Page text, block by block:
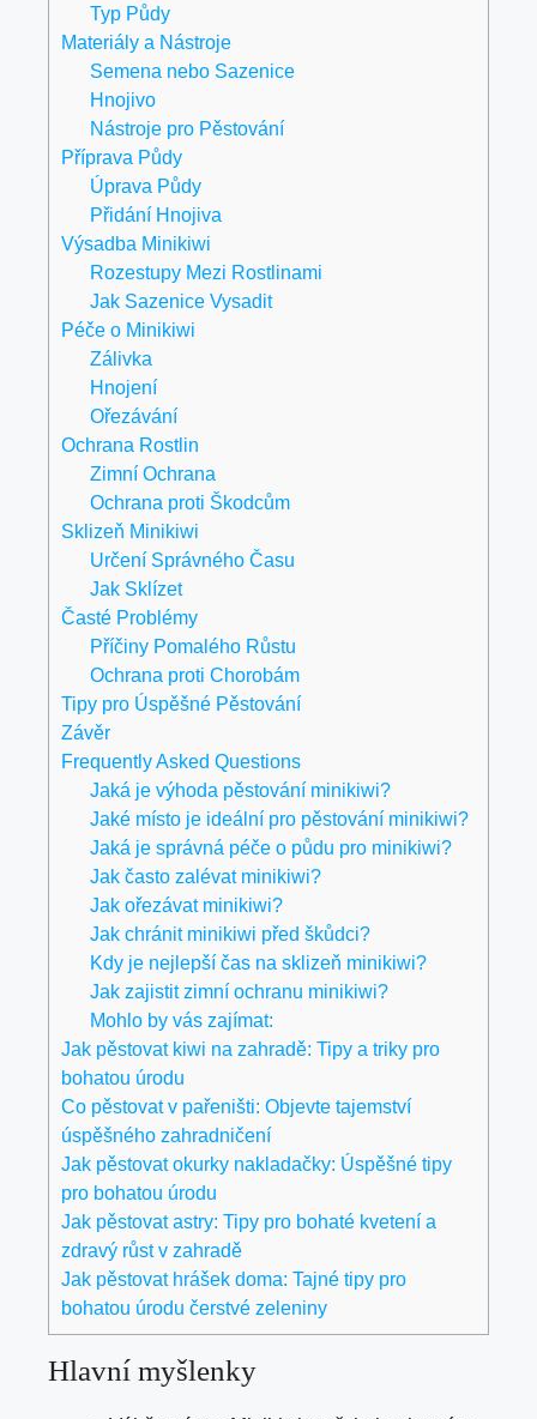
Typ Půdy
Materiály a Nástroje
Semena nebo Sazenice
Hnojivo
Nástroje pro Pěstování
Příprava Půdy
Úprava Půdy
Přidání Hnojiva
Výsadba Minikiwi
Rozestupy Mezi Rostlinami
Jak Sazenice Vysadit
Péče o Minikiwi
Zálivka
Hnojení
Ořezávání
Ochrana Rostlin
Zimní Ochrana
Ochrana proti Škodcům
Sklizeň Minikiwi
Určení Správného Času
Jak Sklízet
Časté Problémy
Příčiny Pomalého Růstu
Ochrana proti Chorobám
Tipy pro Úspěšné Pěstování
Závěr
Frequently Asked Questions
Jaká je výhoda pěstování minikiwi?
Jaké místo je ideální pro pěstování minikiwi?
Jaká je správná péče o půdu pro minikiwi?
Jak často zalévat minikiwi?
Jak ořezávat minikiwi?
Jak chránit minikiwi před škůdci?
Kdy je nejlepší čas na sklizeň minikiwi?
Jak zajistit zimní ochranu minikiwi?
Mohlo by vás zajímat:
Jak pěstovat kiwi na zahradě: Tipy a triky pro
bohatou úrodu
Co pěstovat v pařeništi: Objevte tajemství
úspěšného zahradničení
Jak pěstovat okurky nakladačky: Úspěšné tipy
pro bohatou úrodu
Jak pěstovat astry: Tipy pro bohaté kvetení a
zdravý růst v zahradě
Jak pěstovat hrášek doma: Tajné tipy pro
bohatou úrodu čerstvé zeleniny
Hlavní myšlenky